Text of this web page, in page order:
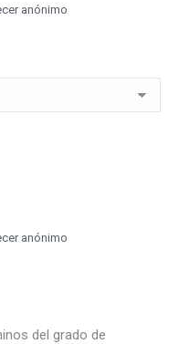
anónimo
anónimo
del grado de